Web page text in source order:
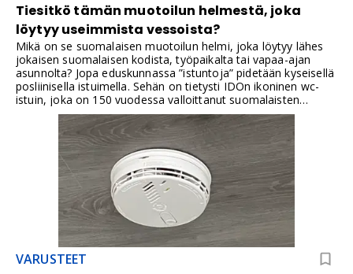
Tiesitkö tämän muotoilun helmestä, joka
löytyy useimmista vessoista?
Mikä on se suomalaisen muotoilun helmi, joka löytyy lähes
jokaisen suomalaisen kodista, työpaikalta tai vapaa-ajan
asunnolta? Jopa eduskunnassa ”istuntoja” pidetään kyseisellä
posliinisella istuimella. Sehän on tietysti IDOn ikoninen wc-
istuin, joka on 150 vuodessa valloittanut suomalaisten
sydämet ja saniteettitilat.IDO WC-istuin on yksi suomalaisen
kodin arkisimmista mutta samalla tunnetuimmista
kylpyhuonetuotteista. Se löytyy kodeista, mökeiltä,
työpaikoilta ja julkisista wc-tiloista, usein niin itsestään
selvänä osana tilaa, ettei sen historiaa tule ajatelleeksi.IDOn
saniteettiposliinin juuret ulottuvat Helsingin Arabianrantaan,
jossa Arabian keramiikkatehtaalla aloitettiin saniteettiposliinin
valmistus jo vuonna 1874. Sittemmin tuotanto siirtyi
Tammisaareen, jossa valmistetaan edelleen
saniteettiposliinia. Tässä artikkelissa käydään läpi, miten IDO
wc-istuin kehittyi suomalaisen kylpyhuoneen klassikoksi ja
millaisia innovaatioita sen historiaan liittyy.Mitä innovaatioita
VARUSTEET